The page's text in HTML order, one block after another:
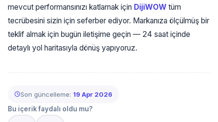
mevcut performansınızı katlamak için DijiWOW tüm
tecrübesini sizin için seferber ediyor. Markanıza ölçülmüş bir
teklif almak için bugün iletişime geçin — 24 saat içinde
detaylı yol haritasıyla dönüş yapıyoruz.
Son güncelleme: 19 Apr 2026
Bu içerik faydalı oldu mu?